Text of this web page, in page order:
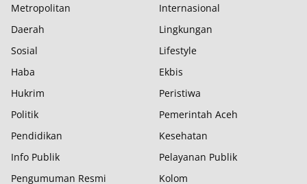
Metropolitan
Internasional
Daerah
Lingkungan
Sosial
Lifestyle
Haba
Ekbis
Hukrim
Peristiwa
Politik
Pemerintah Aceh
Pendidikan
Kesehatan
Info Publik
Pelayanan Publik
Pengumuman Resmi
Kolom